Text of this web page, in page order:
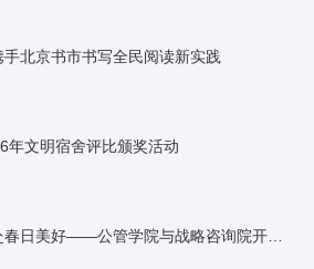
北京书市书写全民阅读新实践
年文明宿舍评比颁奖活动
赓续红色血脉，共赴春日美好——公管学院与战略咨询院开展春游活动